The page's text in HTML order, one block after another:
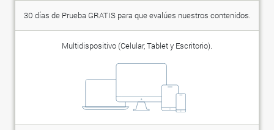
30 días de Prueba GRATIS para que evalúes nuestros contenidos.
Multidispositivo (Celular, Tablet y Escritorio).